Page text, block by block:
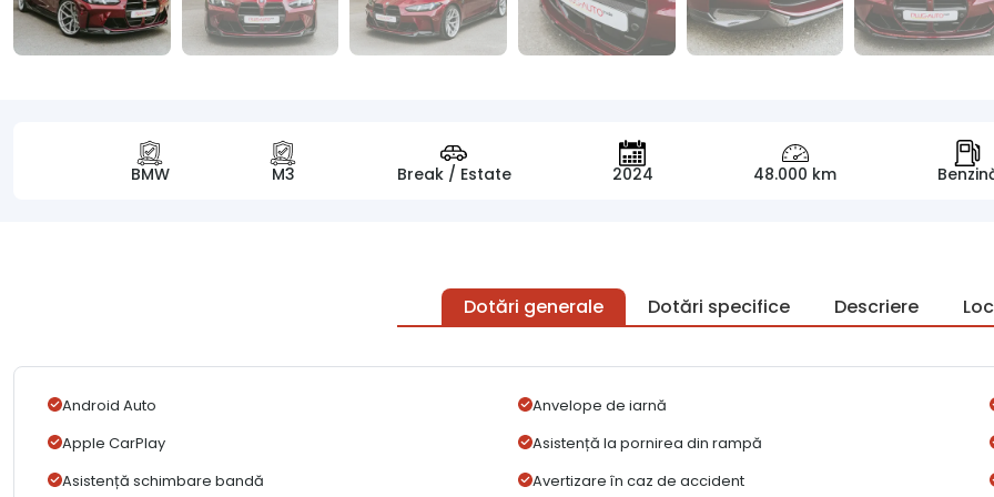
BMW M3 Break / Estate 2024 48.000 km
Dotări generale Dotări specifice Descriere
Android Auto
Anvelope de iarnă
Apple CarPlay
Asistență la pornirea din rampă
Asistență schimbare bandă
Avertizare în caz de accident